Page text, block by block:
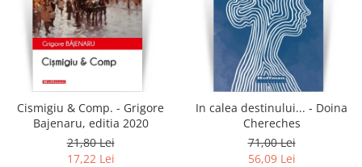
Publicistica / Reportaje / Interviuri
Stiinte umaniste
Istorie
Sociologie si filozofie
Cismigiu & Comp. - Grigore
Bajenaru, editia 2020
21,80 Lei
17,22 Lei
In calea destinului... - Doina
Chereches
71,00 Lei
56,09 Lei